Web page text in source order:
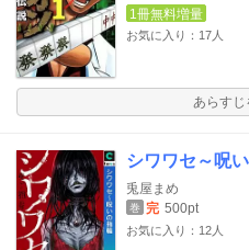
1冊無料増量
お気に入り：17人
あらす
シワワセ～呪
兎屋まめ
巻 完 500pt
お気に入り：12人